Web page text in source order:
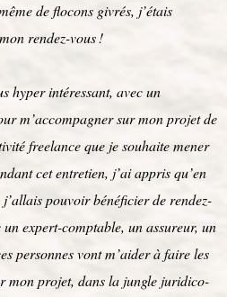
de flocons givrés, j’étais
rendez-vous !
hyper intéressant, avec un
m’accompagner sur mon projet de
freelance que je souhaite mener
cet entretien, j’ai appris qu’en
pouvoir bénéficier de rendez-
expert-comptable, un assureur, un
personnes vont m’aider à faire les
mon projet, dans la jungle juridico-